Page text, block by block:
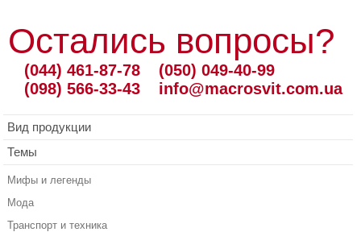
Остались вопросы?
(044) 461-87-78
(098) 566-33-43
(050) 049-40-99
info@macrosvit.com.ua
Вид продукции
Темы
Мифы и легенды
Мода
Транспорт и техника